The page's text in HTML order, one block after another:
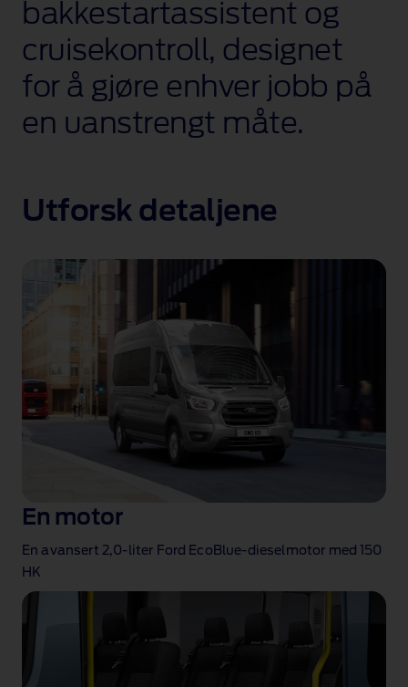
bakkestartassistent og
cruisekontroll, designet
for å gjøre enhver jobb på
en uanstrengt måte.
Utforsk detaljene
En motor
En avansert 2,0‑liter Ford EcoBlue‑dieselmotor med 150
HK